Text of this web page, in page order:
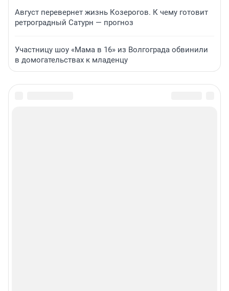
Август перевернет жизнь Козерогов. К чему готовит
ретроградный Сатурн — прогноз
Участницу шоу «Мама в 16» из Волгограда обвинили
в домогательствах к младенцу